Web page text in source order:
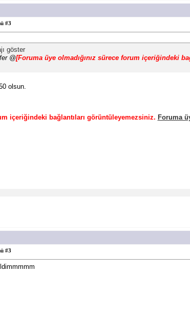
#3
@[Foruma üye olmadığınız sürece forum içeriğindeki
olsun.
içeriğindeki bağlantıları görüntüleyemezsiniz. Foruma
#3